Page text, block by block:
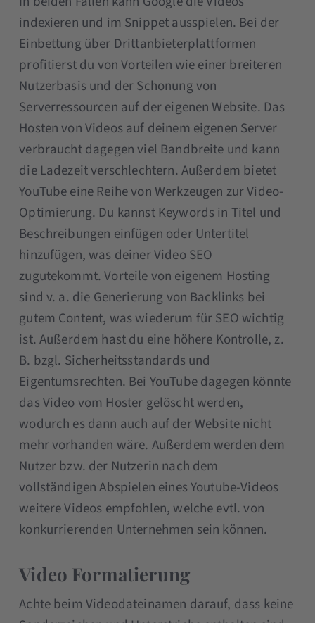
indexieren und im Snippet ausspielen. Bei der
Einbettung über Drittanbieterplattformen
profitierst du von Vorteilen wie einer breiteren
Nutzerbasis und der Schonung von
Serverressourcen auf der eigenen Website. Das
Hosten von Videos auf deinem eigenen Server
verbraucht dagegen viel Bandbreite und kann
die Ladezeit verschlechtern. Außerdem bietet
YouTube eine Reihe von Werkzeugen zur Video-
Optimierung. Du kannst Keywords in Titel und
Beschreibungen einfügen oder Untertitel
hinzufügen, was deiner Video SEO
zugutekommt. Vorteile von eigenem Hosting
sind v. a. die Generierung von Backlinks bei
gutem Content, was wiederum für SEO wichtig
ist. Außerdem hast du eine höhere Kontrolle, z.
B. bzgl. Sicherheitsstandards und
Eigentumsrechten. Bei YouTube dagegen könnte
das Video vom Hoster gelöscht werden,
wodurch es dann auch auf der Website nicht
mehr vorhanden wäre. Außerdem werden dem
Nutzer bzw. der Nutzerin nach dem
vollständigen Abspielen eines Youtube-Videos
weitere Videos empfohlen, welche evtl. von
konkurrierenden Unternehmen sein können.
Video Formatierung
Achte beim Videodateinamen darauf, dass keine